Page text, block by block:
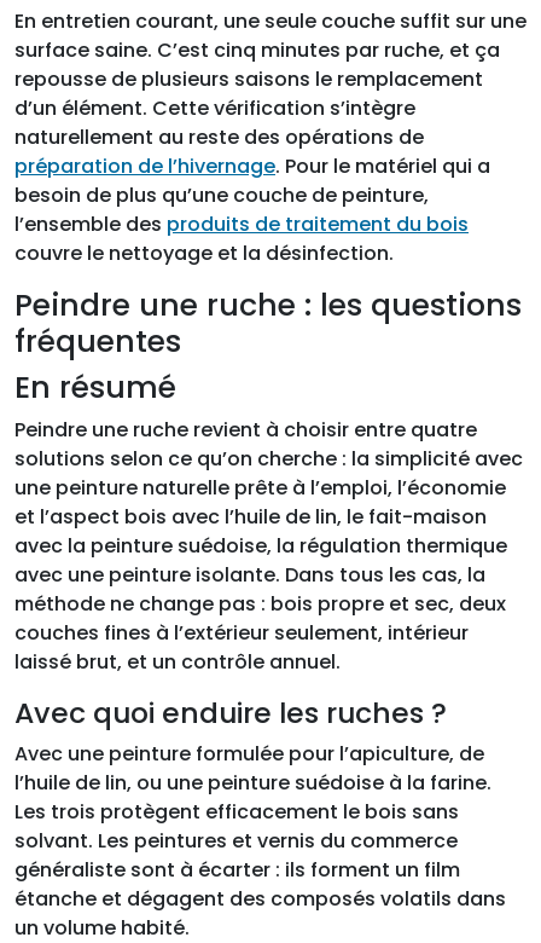
En entretien courant, une seule couche suffit sur une
surface saine. C’est cinq minutes par ruche, et ça
repousse de plusieurs saisons le remplacement
d’un élément. Cette vérification s’intègre
naturellement au reste des opérations de
préparation de l’hivernage. Pour le matériel qui a
besoin de plus qu’une couche de peinture,
l’ensemble des produits de traitement du bois
couvre le nettoyage et la désinfection.
Peindre une ruche : les questions
fréquentes
En résumé
Peindre une ruche revient à choisir entre quatre
solutions selon ce qu’on cherche : la simplicité avec
une peinture naturelle prête à l’emploi, l’économie
et l’aspect bois avec l’huile de lin, le fait-maison
avec la peinture suédoise, la régulation thermique
avec une peinture isolante. Dans tous les cas, la
méthode ne change pas : bois propre et sec, deux
couches fines à l’extérieur seulement, intérieur
laissé brut, et un contrôle annuel.
Avec quoi enduire les ruches ?
Avec une peinture formulée pour l’apiculture, de
l’huile de lin, ou une peinture suédoise à la farine.
Les trois protègent efficacement le bois sans
solvant. Les peintures et vernis du commerce
généraliste sont à écarter : ils forment un film
étanche et dégagent des composés volatils dans
un volume habité.